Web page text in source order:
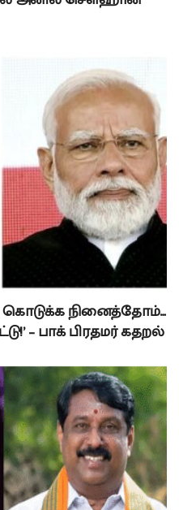
கொடுக்க நினைத்தோம்…
– பாக் பிரதமர் கதறல்